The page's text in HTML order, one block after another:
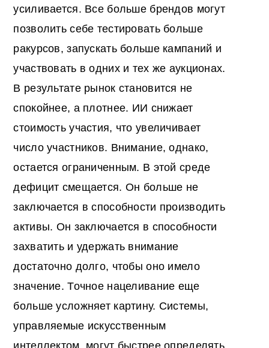
усиливается. Все больше брендов могут
позволить себе тестировать больше
ракурсов, запускать больше кампаний и
участвовать в одних и тех же аукционах.
В результате рынок становится не
спокойнее, а плотнее. ИИ снижает
стоимость участия, что увеличивает
число участников. Внимание, однако,
остается ограниченным. В этой среде
дефицит смещается. Он больше не
заключается в способности производить
активы. Он заключается в способности
захватить и удержать внимание
достаточно долго, чтобы оно имело
значение. Точное нацеливание еще
больше усложняет картину. Системы,
управляемые искусственным
интеллектом, могут быстрее определять